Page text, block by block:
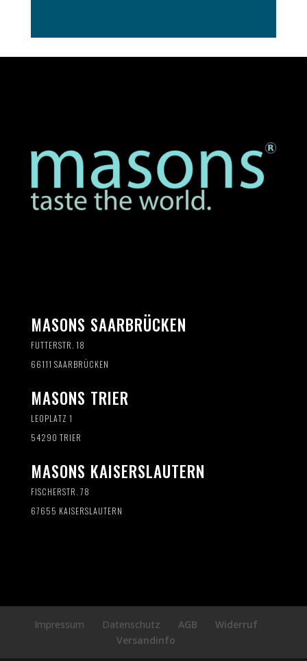
MASONS SAARBRÜCKEN
FUTTERSTR. 18
66111 SAARBRÜCKEN
MASONS TRIER
LEOPLATZ 1
54290 TRIER
MASONS KAISERSLAUTERN
FISCHERSTR. 78
67655 KAISERSLAUTERN
Impressum Datenschutz AGB
Widerruf
Versandinfo